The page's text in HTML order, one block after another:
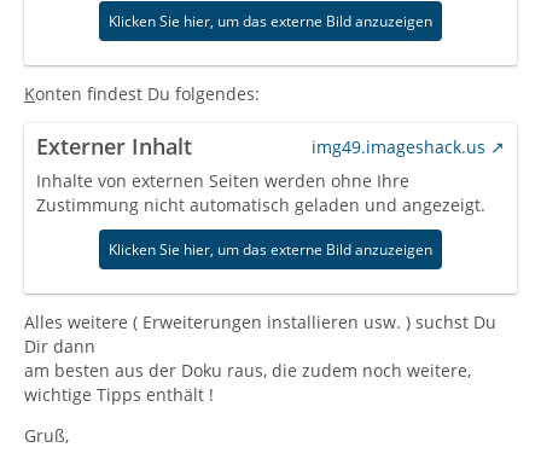
Klicken Sie hier, um das externe Bild anzuzeigen
Konten findest Du folgendes:
Externer Inhalt
img49.imageshack.us
Inhalte von externen Seiten werden ohne Ihre
Zustimmung nicht automatisch geladen und angezeigt.
Klicken Sie hier, um das externe Bild anzuzeigen
Alles weitere ( Erweiterungen installieren usw. ) suchst Du
Dir dann
am besten aus der Doku raus, die zudem noch weitere,
wichtige Tipps enthält !
Gruß,